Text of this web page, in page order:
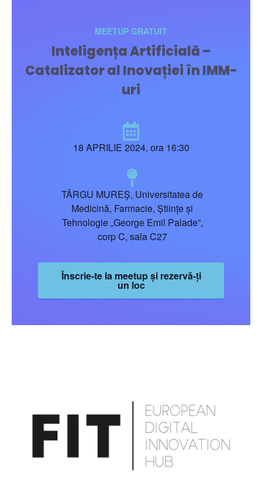
MEETUP GRATUIT
Inteligența Artificială –
Catalizator al Inovației în IMM-
uri
18 APRILIE 2024, ora 16:30
TÂRGU MUREȘ, Universitatea de
Medicină, Farmacie, Științe și
Tehnologie „George Emil Palade”,
corp C, sala C27
Înscrie-te la meetup și rezervă-ți
un loc